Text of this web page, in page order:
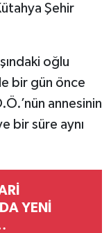
Şehir
oğlu
bir gün önce
annesinin
bir süre aynı
YENİ